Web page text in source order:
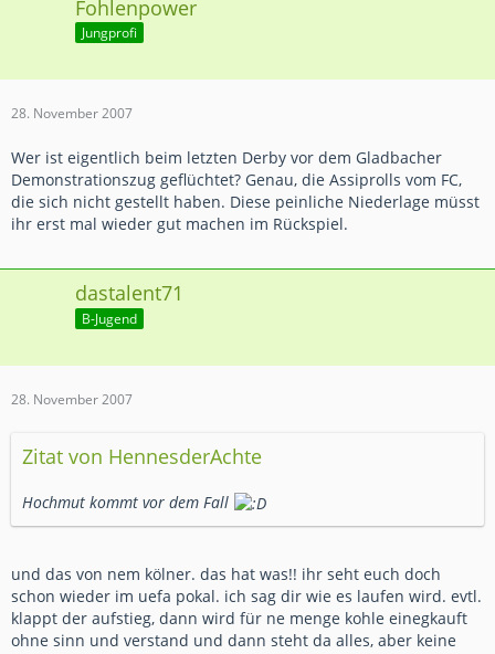
Fohlenpower
Jungprofi
28. November 2007
Wer ist eigentlich beim letzten Derby vor dem Gladbacher
Demonstrationszug geflüchtet? Genau, die Assiprolls vom FC,
die sich nicht gestellt haben. Diese peinliche Niederlage müsst
ihr erst mal wieder gut machen im Rückspiel.
dastalent71
B-Jugend
28. November 2007
Zitat von HennesderAchte
Hochmut kommt vor dem Fall
und das von nem kölner. das hat was!! ihr seht euch doch
schon wieder im uefa pokal. ich sag dir wie es laufen wird. evtl.
klappt der aufstieg, dann wird für ne menge kohle einegkauft
ohne sinn und verstand und dann steht da alles, aber keine